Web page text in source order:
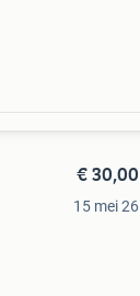
€ 30,00
15 mei 26